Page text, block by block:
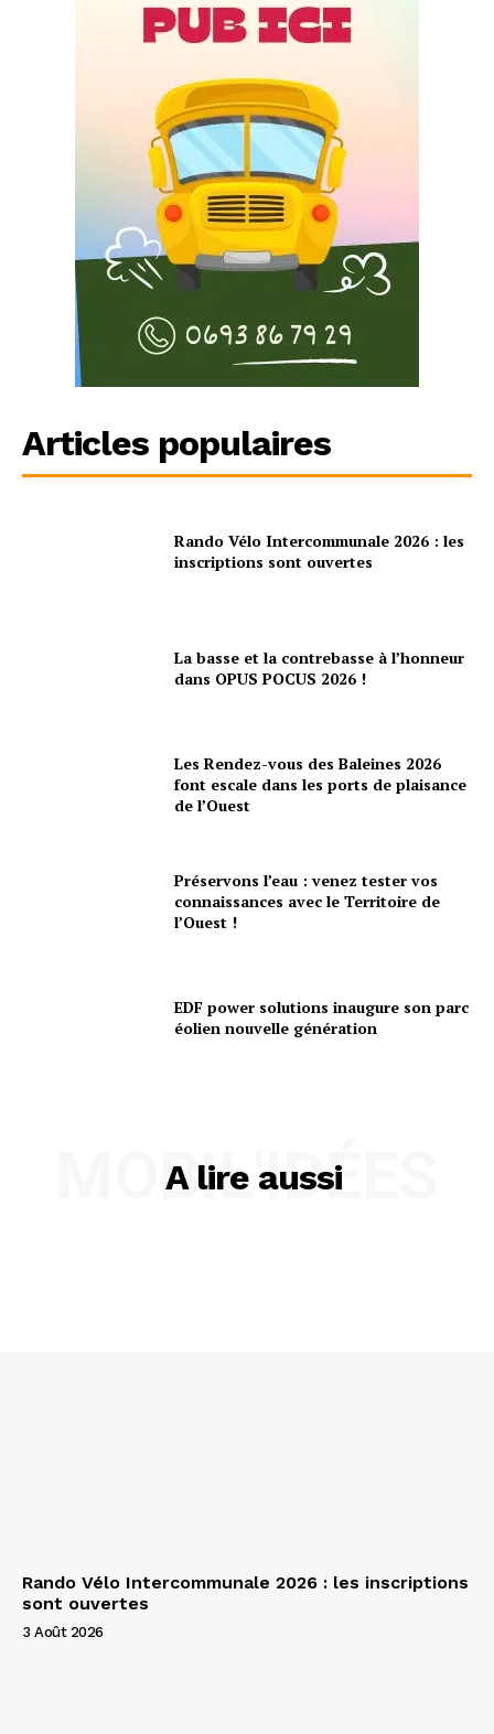
Articles populaires
Rando Vélo Intercommunale 2026 : les
inscriptions sont ouvertes
La basse et la contrebasse à l’honneur
dans OPUS POCUS 2026 !
Les Rendez-vous des Baleines 2026
font escale dans les ports de plaisance
de l’Ouest
Préservons l’eau : venez tester vos
connaissances avec le Territoire de
l’Ouest !
EDF power solutions inaugure son parc
éolien nouvelle génération
A lire aussi
MOBIL'IDÉES
Rando Vélo Intercommunale 2026 : les inscriptions
sont ouvertes
3 Août 2026